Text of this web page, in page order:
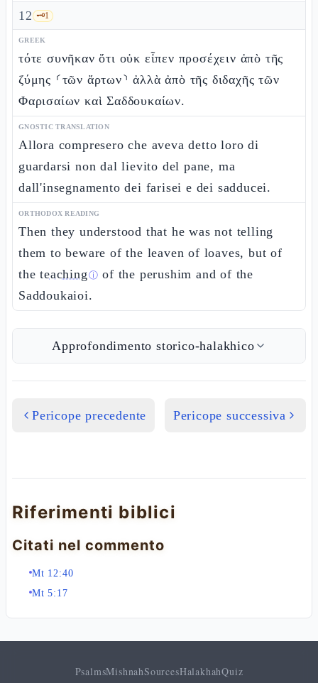
12 🗝️1
GREEK
τότε συνῆκαν ὅτι οὐκ εἶπεν προσέχειν ἀπὸ τῆς
ζύμης ⸂τῶν ἄρτων⸃ ἀλλὰ ἀπὸ τῆς διδαχῆς τῶν
Φαρισαίων καὶ Σαδδουκαίων.
GNOSTIC TRANSLATION
Allora compresero che aveva detto loro di
guardarsi non dal lievito del pane, ma
dall'insegnamento dei farisei e dei sadducei.
ORTHODOX READING
Then they understood that he was not telling
them to beware of the leaven of loaves, but of
theteaching ⓘ of the perushim and of the
Saddoukaioi.
Approfondimento storico-halakhico
Pericope precedente Pericope successiva
Riferimenti biblici
Citati nel commento
Mt 12:40
Mt 5:17
PsalmsMishnahSourcesHalakhahQuiz